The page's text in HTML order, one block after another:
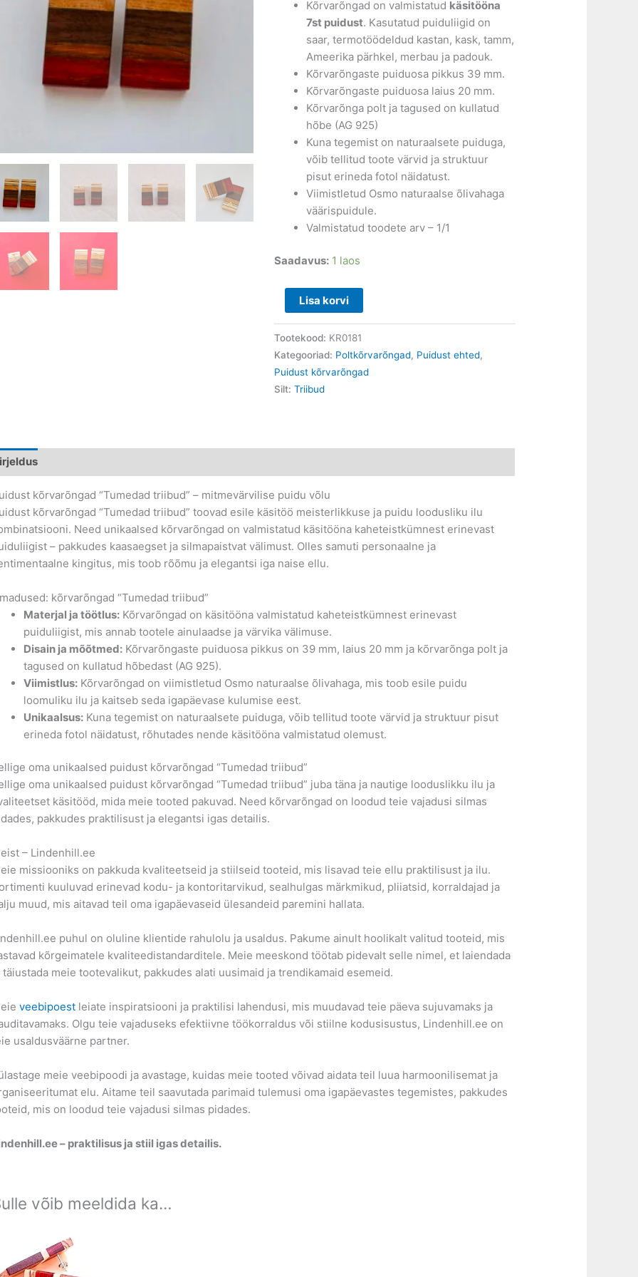
Kõrvarõngad on valmistatud käsitööna
7st puidust. Kasutatud puiduliigid on
saar, termotöödeldud kastan, kask, tamm,
Ameerika pärhkel, merbau ja padouk.
Kõrvarõngaste puiduosa pikkus 39 mm.
Kõrvarõngaste puiduosa laius 20 mm.
Kõrvarõnga polt ja tagused on kullatud
hõbe (AG 925)
Kuna tegemist on naturaalsete puiduga,
võib tellitud toote värvid ja struktuur
pisut erineda fotol näidatust.
Viimistletud Osmo naturaalse õlivahaga
väärispuidule.
Valmistatud toodete arv – 1/1
Saadavus: 1 laos
Lisa korvi
Tootekood: KR0181
Kategooriad: Poltkõrvarõngad, Puidust ehted,
Puidust kõrvarõngad
Silt:Triibud
kõrvarõngad “Tumedad triibud” – mitmevärvilise puidu võlu
kõrvarõngad “Tumedad triibud” toovad esile käsitöö meisterlikkuse ja puidu loodusliku ilu
Need unikaalsed kõrvarõngad on valmistatud käsitööna kaheteistkümnest erinevast
– pakkudes kaasaegset ja silmapaistvat välimust. Olles samuti personaalne ja
kingitus, mis toob rõõmu ja elegantsi iga naise ellu.
kõrvarõngad “Tumedad triibud”
Materjal ja töötlus: Kõrvarõngad on käsitööna valmistatud kaheteistkümnest erinevast
puiduliigist, mis annab tootele ainulaadse ja värvika välimuse.
Disain ja mõõtmed: Kõrvarõngaste puiduosa pikkus on 39 mm, laius 20 mm ja kõrvarõnga polt ja
tagused on kullatud hõbedast (AG 925).
Viimistlus: Kõrvarõngad on viimistletud Osmo naturaalse õlivahaga, mis toob esile puidu
loomuliku ilu ja kaitseb seda igapäevase kulumise eest.
Unikaalsus: Kuna tegemist on naturaalsete puiduga, võib tellitud toote värvid ja struktuur pisut
erineda fotol näidatust, rõhutades nende käsitööna valmistatud olemust.
oma unikaalsed puidust kõrvarõngad “Tumedad triibud”
oma unikaalsed puidust kõrvarõngad “Tumedad triibud” juba täna ja nautige looduslikku ilu ja
käsitööd, mida meie tooted pakuvad. Need kõrvarõngad on loodud teie vajadusi silmas
pakkudes praktilisust ja elegantsi igas detailis.
– Lindenhill.ee
missiooniks on pakkuda kvaliteetseid ja stiilseid tooteid, mis lisavad teie ellu praktilisust ja ilu.
kuuluvad erinevad kodu- ja kontoritarvikud, sealhulgas märkmikud, pliiatsid, korraldajad ja
muud, mis aitavad teil oma igapäevaseid ülesandeid paremini hallata.
puhul on oluline klientide rahulolu ja usaldus. Pakume ainult hoolikalt valitud tooteid, mis
kõrgeimatele kvaliteedistandarditele. Meie meeskond töötab pidevalt selle nimel, et laiendada
täiustada meie tootevalikut, pakkudes alati uusimaid ja trendikamaid esemeid.
veebipoest leiate inspiratsiooni ja praktilisi lahendusi, mis muudavad teie päeva sujuvamaks ja
Olgu teie vajaduseks efektiivne töökorraldus või stiilne kodusisustus, Lindenhill.ee on
usaldusväärne partner.
meie veebipoodi ja avastage, kuidas meie tooted võivad aidata teil luua harmoonilisemat ja
elu. Aitame teil saavutada parimaid tulemusi oma igapäevastes tegemistes, pakkudes
mis on loodud teie vajadusi silmas pidades.
– praktilisus ja stiil igas detailis.
võib meeldida ka…